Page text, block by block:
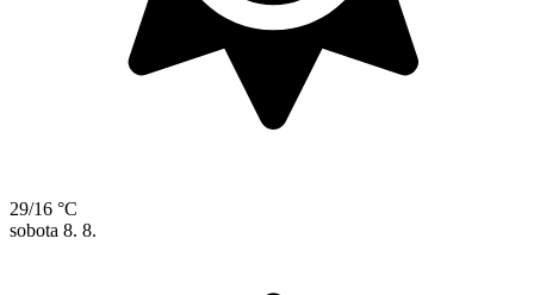
29/16 °C
sobota 8. 8.